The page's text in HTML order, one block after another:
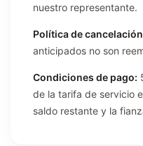
nuestro representante.
Política de
anticipados no son
Condiciones de pago:
de la tarifa de servicio
saldo restante y la